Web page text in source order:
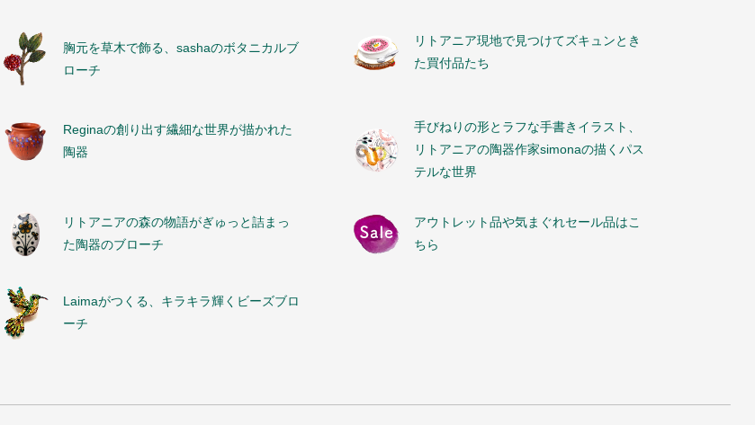
胸元を草木で飾る、sashaのボタニカルブ
ローチ
リトアニア現地で見つけてズキュンとき
た買付品たち
Reginaの創り出す繊細な世界が描かれた
陶器
手びねりの形とラフな手書きイラスト、
リトアニアの陶器作家simonaの描くパス
テルな世界
リトアニアの森の物語がぎゅっと詰まっ
た陶器のブローチ
アウトレット品や気まぐれセール品はこ
ちら
Laimaがつくる、キラキラ輝くビーズブロ
ーチ